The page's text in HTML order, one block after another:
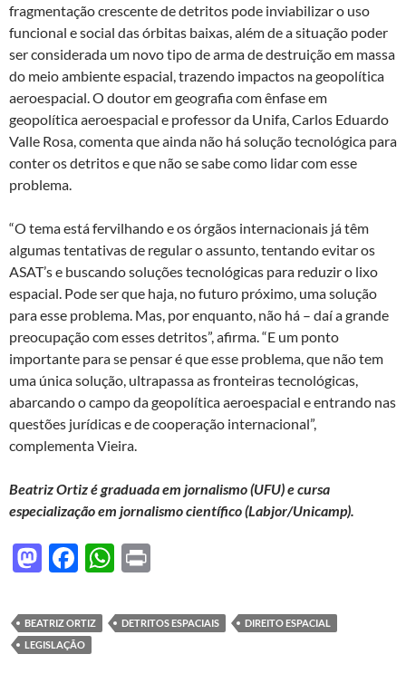
fragmentação crescente de detritos pode inviabilizar o uso
funcional e social das órbitas baixas, além de a situação poder
ser considerada um novo tipo de arma de destruição em massa
do meio ambiente espacial, trazendo impactos na geopolítica
aeroespacial. O doutor em geografia com ênfase em
geopolítica aeroespacial e professor da Unifa, Carlos Eduardo
Valle Rosa, comenta que ainda não há solução tecnológica para
conter os detritos e que não se sabe como lidar com esse
problema.
“O tema está fervilhando e os órgãos internacionais já têm
algumas tentativas de regular o assunto, tentando evitar os
ASAT’s e buscando soluções tecnológicas para reduzir o lixo
espacial. Pode ser que haja, no futuro próximo, uma solução
para esse problema. Mas, por enquanto, não há – daí a grande
preocupação com esses detritos”, afirma. “E um ponto
importante para se pensar é que esse problema, que não tem
uma única solução, ultrapassa as fronteiras tecnológicas,
abarcando o campo da geopolítica aeroespacial e entrando nas
questões jurídicas e de cooperação internacional”,
complementa Vieira.
Beatriz Ortiz é graduada em jornalismo (UFU) e cursa
especialização em jornalismo científico (Labjor/Unicamp).
M
to
d
F
e
b
W
at
s
nt
BEATRIZ ORTIZ DETRITOS ESPACIAIS
DIREITO ESPACIAL
LEGISLAÇÃO